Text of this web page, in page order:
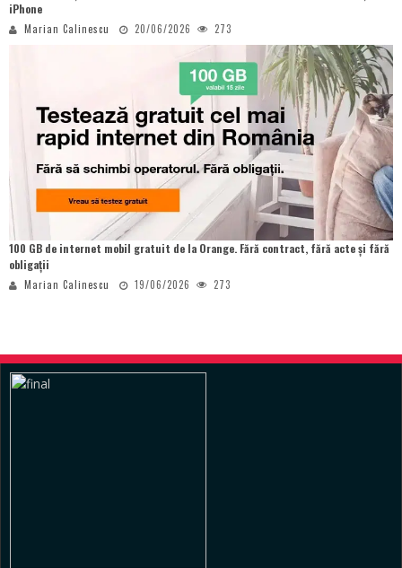
iPhone
Marian Calinescu 20/06/2026 273
100 GB de internet mobil gratuit de la Orange. Fără contract, fără acte și fără
obligații
Marian Calinescu 19/06/2026 273